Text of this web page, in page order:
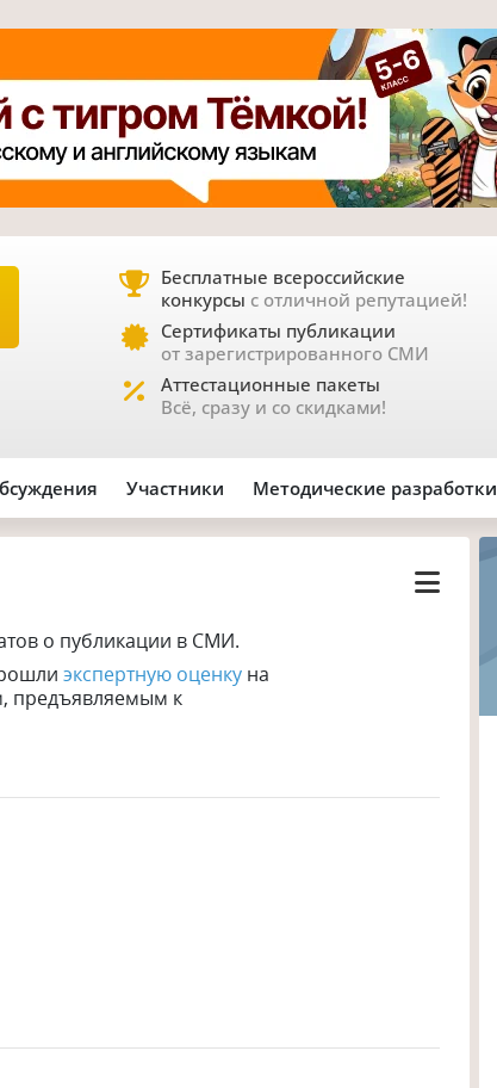
Бесплатные всероссийские
конкурсы с отличной репутацией!
Сертификаты публикации
от зарегистрированного СМИ
Аттестационные пакеты
Всё, сразу и со скидками!
Участники Методические разработки
о публикации в СМИ.
экспертную оценку на
предъявляемым к